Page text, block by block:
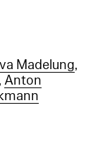
Madelung,
,Anton